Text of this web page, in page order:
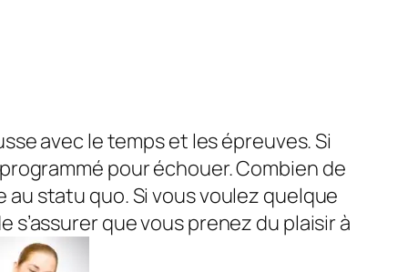
avec le temps et les épreuves. Si
pour échouer. Combien de
statu quo. Si vous voulez quelque
s’assurer que vous prenez du plaisir à